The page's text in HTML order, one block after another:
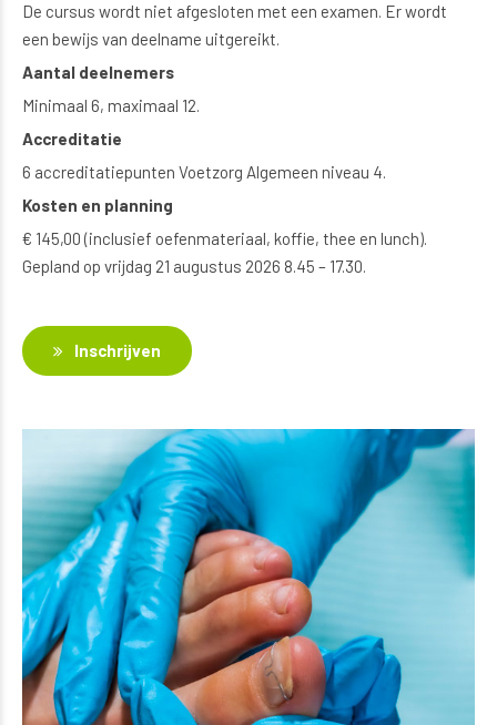
De cursus wordt niet afgesloten met een examen. Er wordt
een bewijs van deelname uitgereikt.
Aantal deelnemers
Minimaal 6, maximaal 12.
Accreditatie
6 accreditatiepunten Voetzorg Algemeen niveau 4.
Kosten en planning
€ 145,00 (inclusief oefenmateriaal, koffie, thee en lunch).
Gepland op vrijdag 21 augustus 2026 8.45 – 17.30.
Inschrijven